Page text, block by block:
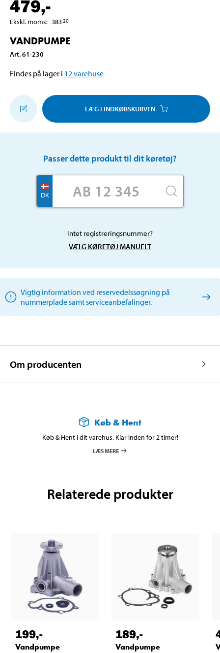
479,-
Ekskl. moms: 38320
VANDPUMPE
Art.61-230
Findes på lager i 12 varehuse
LÆG I INDKØBSKURVEN
Passer dette produkt til dit køretøj?
DK
Intet registreringsnummer?
VÆLG KØRETØJ MANUELT
Vigtig information ved reservedelssøgning på
nummerplade samt serviceanbefalinger.
Om producenten
Køb & Hent
Køb & Hent i dit varehus. Klar inden for 2 timer!
LÆS MERE
Relaterede produkter
199,-
Vandpumpe
189,-
Vandpumpe